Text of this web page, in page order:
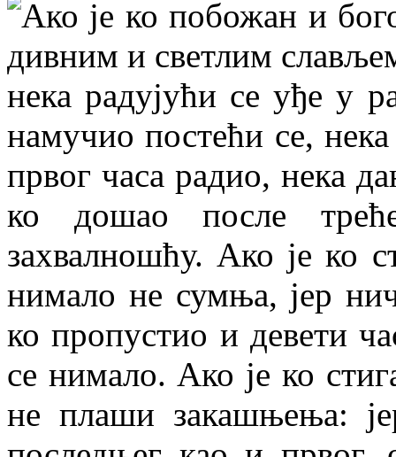
Ако је ко побожан и
дивним и светлим
нека радујући се уђе у
намучио постећи се,
првог часа радио, нека
ко дошао после
захвалношћу. Ако је ко
нимало не сумња, јер
ко пропустио и девети
се нимало. Ако је ко
не плаши закашњења: